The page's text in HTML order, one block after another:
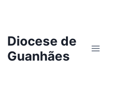
Diocese de
Guanhães